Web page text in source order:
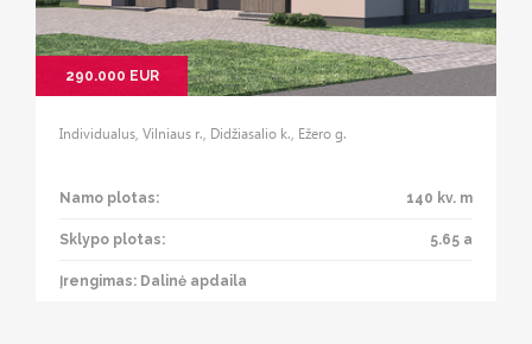
290.000 EUR
Individualus, Vilniaus r., Didžiasalio k., Ežero g.
Namo plotas: 140 kv. m
Sklypo plotas: 5.65 a
Įrengimas: Dalinė apdaila